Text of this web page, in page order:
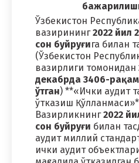
Ўзбекистон
вазирининг2022 йил
сон буйруғига билан
(Ўзбекистон
вазирлиги томонидан
декабрда 3406-
ўтган) **«Ички аудит
ўтказиш
Вазирликнинг2022
сон буйруғи билан
аудит миллий
ички аудит